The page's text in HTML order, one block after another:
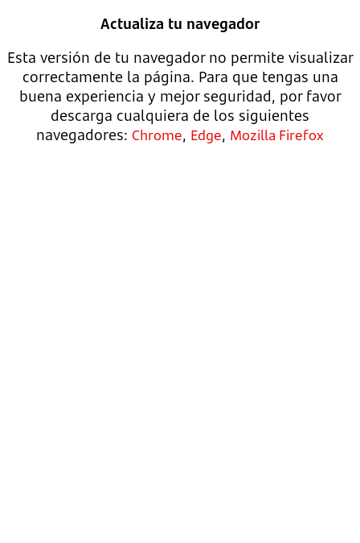
Actualiza tu navegador
Esta versión de tu navegador no permite visualizar
correctamente la página. Para que tengas una
buena experiencia y mejor seguridad, por favor
descarga cualquiera de los siguientes
navegadores: Chrome, Edge, Mozilla Firefox